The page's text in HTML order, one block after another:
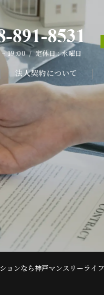
891-8531
19:00 / 定休日 : 水曜日
法人契約について
891-8531
19:00 / 定休日 : 水曜日
ョンなら神戸マンスリーライフ